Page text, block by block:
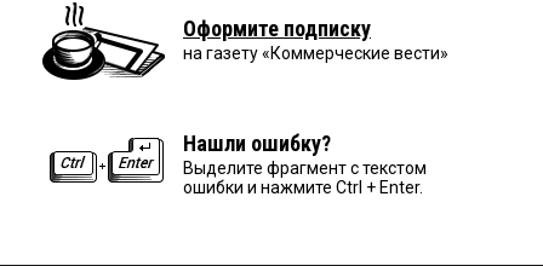
Оформите подписку
на газету «Коммерческие вести»
Нашли ошибку?
Выделите фрагмент с текстом
ошибки и нажмите Ctrl + Enter.